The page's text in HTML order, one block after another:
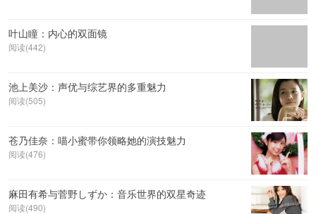
叶山瞳：内心的双面镜
阅读(442)
池上美沙：声优与综艺界的多重魅力
阅读(505)
苍乃佳奈：喵小蜜带你领略她的演技魅力
阅读(476)
麻田有希与菅野しずか：音乐世界的双星奇迹
阅读(490)